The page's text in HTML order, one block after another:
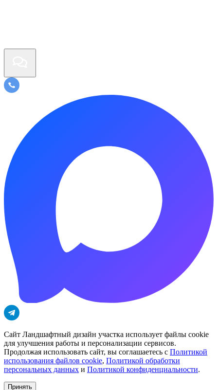
Сайт Ландшафтный дизайн участка использует файлы cookie
для улучшения работы и персонализации сервисов.
Продолжая использовать сайт, вы соглашаетесь с Политикой
использования файлов cookie, Политикой обработки
персональных данных и Политикой конфиденциальности.
Принять